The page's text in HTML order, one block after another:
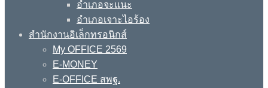
อำเภอจะแนะ
อำเภอเจาะไอร้อง
สำนักงานอิเล็กทรอนิกส์
My OFFICE 2569
E-MONEY
E-OFFICE สพฐ.